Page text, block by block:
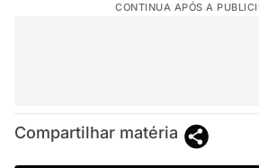
CONTINUA APÓS A
Compartilhar matéria